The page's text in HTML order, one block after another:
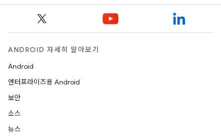
ANDROID 자세히 알아보기
Android
엔터프라이즈용 Android
보안
소스
뉴스